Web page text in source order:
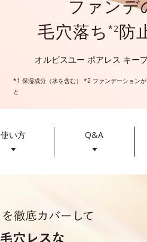
ファンデ
毛穴落ち *2防
オルビスユー ポアレス キー
*1 保湿成分（水を含む） *2 ファンデーション
と
使い方
▼
Q&A
▼